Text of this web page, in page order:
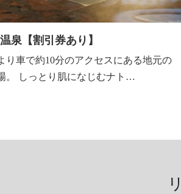
泉【割引券あり】
り車で約10分のアクセスにある地元の
。 しっとり肌になじむナト…